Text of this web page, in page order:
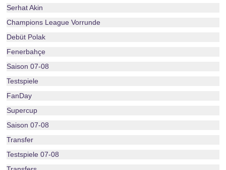
Serhat Akin
Champions League Vorrunde
Debüt Polak
Fenerbahçe
Saison 07-08
Testspiele
FanDay
Supercup
Saison 07-08
Transfer
Testspiele 07-08